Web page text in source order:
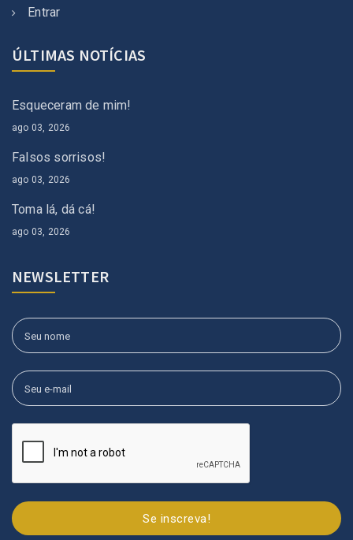
Entrar
ÚLTIMAS NOTÍCIAS
Esqueceram de mim!
ago 03, 2026
Falsos sorrisos!
ago 03, 2026
Toma lá, dá cá!
ago 03, 2026
NEWSLETTER
Se inscreva!